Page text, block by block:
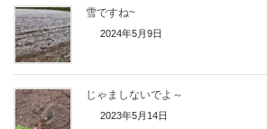
雪ですね~
2024年5月9日
じゃましないでよ～
2023年5月14日